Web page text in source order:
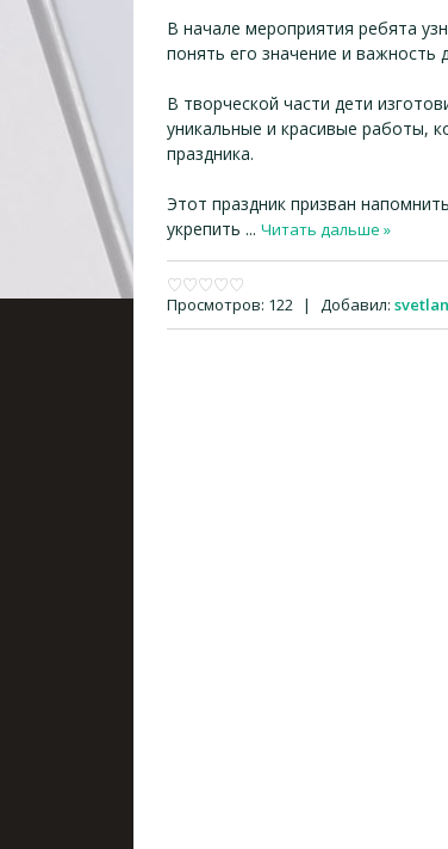
В начале мероприятия ребята
понять его значение и важность
В творческой части дети
уникальные и красивые работы,
праздника.
Этот праздник призван
укрепить ... Читать дальше »
Просмотров: 122 | Добавил: